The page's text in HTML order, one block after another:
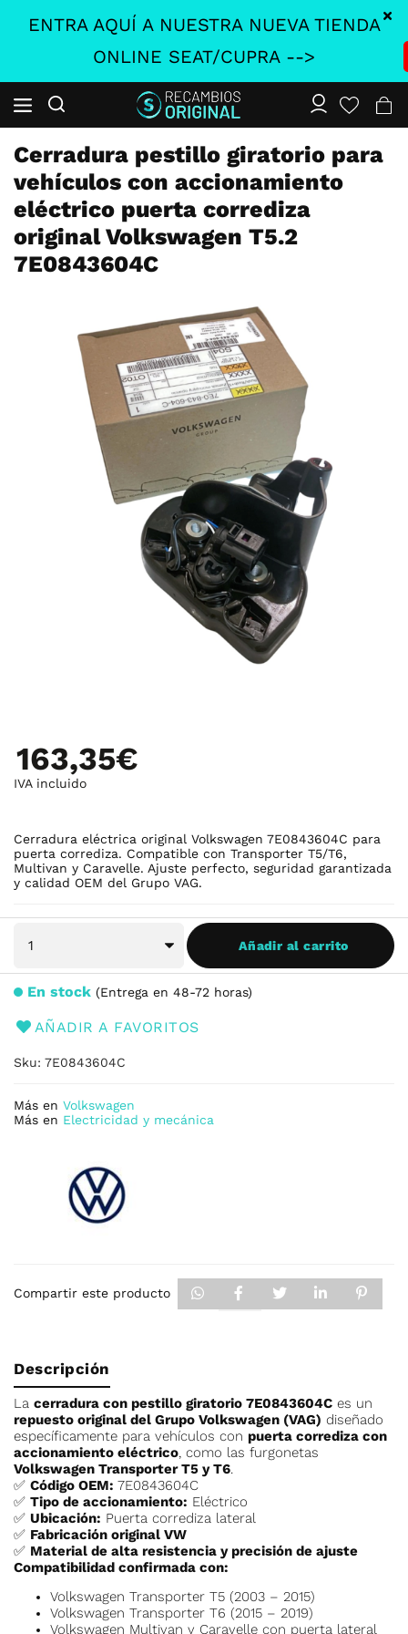
ENTRA AQUÍ A NUESTRA NUEVA TIENDA
ONLINE SEAT/CUPRA -->
Cerradura pestillo giratorio para
vehículos con accionamiento
eléctrico puerta corrediza
original Volkswagen T5.2
7E0843604C
Cerradura eléctrica original Volkswagen 7E0843604C para
puerta corrediza. Compatible con Transporter T5/T6,
Multivan y Caravelle. Ajuste perfecto, seguridad garantizada
y calidad OEM del Grupo VAG.
163,35€
IVA incluido
Añadir al carrito
AÑADIR A FAVORITOS
En stock Entrega en 48-72 horas
Sku 7E0843604C
Más en Volkswagen
Más en Electricidad y mecánica
Compartir este producto
Descripción
La cerradura con pestillo giratorio 7E0843604C es un
repuesto original del Grupo Volkswagen (VAG) diseñado
específicamente para vehículos con puerta corrediza con
accionamiento eléctrico, como las furgonetas
Volkswagen Transporter T5 y T6.
✅ Código OEM: 7E0843604C
✅ Tipo de accionamiento: Eléctrico
✅ Ubicación: Puerta corrediza lateral
✅ Fabricación original VW
✅ Material de alta resistencia y precisión de ajuste
Compatibilidad confirmada con:
Volkswagen Transporter T5 (2003 – 2015)
Volkswagen Transporter T6 (2015 – 2019)
Volkswagen Multivan y Caravelle con puerta lateral